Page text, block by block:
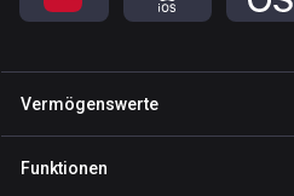
Vermögenswerte
Funktionen